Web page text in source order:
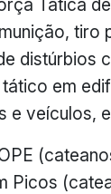
Tática
tiro
distúrbios
em
e veículos,
Picos